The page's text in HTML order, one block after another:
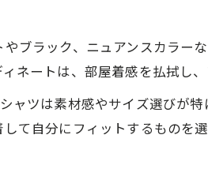
ブラック、ニュアンスカラー
ネートは、部屋着感を払拭し
ャツは素材感やサイズ選びが
て自分にフィットするものを